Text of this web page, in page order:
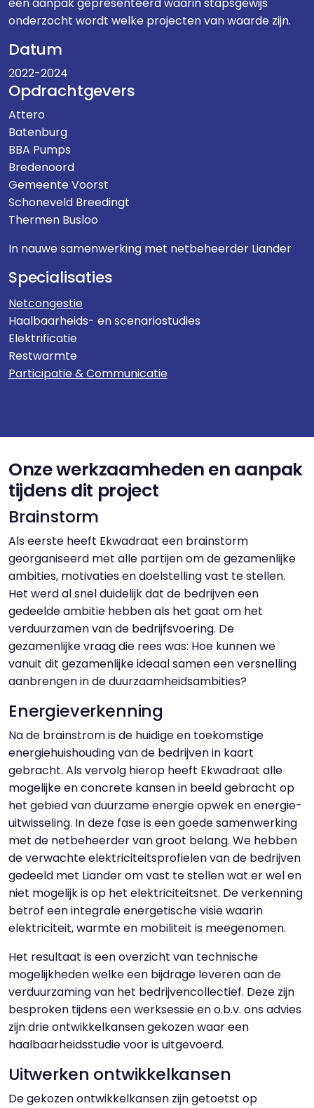
onderzocht wordt welke projecten van waarde zijn.
Datum
2022-2024
Opdrachtgevers
Attero
Batenburg
BBA Pumps
Bredenoord
Gemeente Voorst
Schoneveld Breedingt
Thermen Busloo
In nauwe samenwerking met netbeheerder Liander
Specialisaties
Netcongestie
Haalbaarheids- en scenariostudies
Elektrificatie
Restwarmte
Participatie & Communicatie
Onze werkzaamheden en aanpak
tijdens dit project
Brainstorm
Als eerste heeft Ekwadraat een brainstorm
georganiseerd met alle partijen om de gezamenlijke
ambities, motivaties en doelstelling vast te stellen.
Het werd al snel duidelijk dat de bedrijven een
gedeelde ambitie hebben als het gaat om het
verduurzamen van de bedrijfsvoering. De
gezamenlijke vraag die rees was: Hoe kunnen we
vanuit dit gezamenlijke ideaal samen een versnelling
aanbrengen in de duurzaamheidsambities?
Energieverkenning
Na de brainstrom is de huidige en toekomstige
energiehuishouding van de bedrijven in kaart
gebracht. Als vervolg hierop heeft Ekwadraat alle
mogelijke en concrete kansen in beeld gebracht op
het gebied van duurzame energie opwek en energie-
uitwisseling. In deze fase is een goede samenwerking
met de netbeheerder van groot belang. We hebben
de verwachte elektriciteitsprofielen van de bedrijven
gedeeld met Liander om vast te stellen wat er wel en
niet mogelijk is op het elektriciteitsnet. De verkenning
betrof een integrale energetische visie waarin
elektriciteit, warmte en mobiliteit is meegenomen.
Het resultaat is een overzicht van technische
mogelijkheden welke een bijdrage leveren aan de
verduurzaming van het bedrijvencollectief. Deze zijn
besproken tijdens een werksessie en o.b.v. ons advies
zijn drie ontwikkelkansen gekozen waar een
haalbaarheidsstudie voor is uitgevoerd.
Uitwerken ontwikkelkansen
De gekozen ontwikkelkansen zijn getoetst op